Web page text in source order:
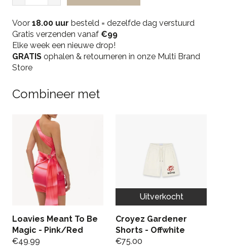
Peggy
Crop
Sweater
-
Light
Melange
quantity
Voor 18.00 uur besteld = dezelfde dag verstuurd
Gratis verzenden vanaf €99
Elke week een nieuwe drop!
GRATIS ophalen & retourneren in onze Multi Brand
Store
Combineer met
Loavies Meant To Be
Magic - Pink/Red
€49.99
Uitverkocht
Croyez Gardener
Shorts - Offwhite
€75.00